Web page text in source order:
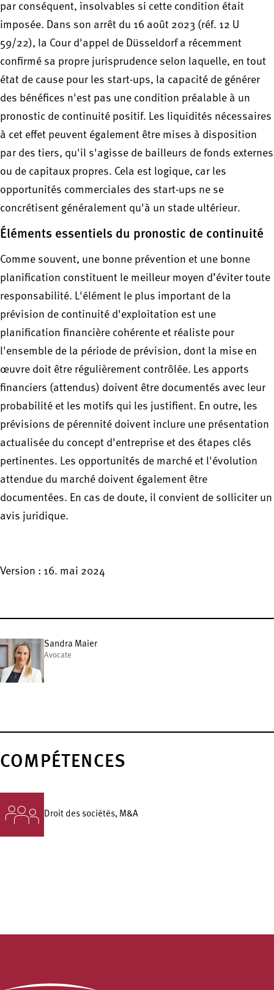
par conséquent, insolvables si cette condition était
imposée. Dans son arrêt du 16 août 2023 (réf. 12 U
59/22), la Cour d'appel de Düsseldorf a récemment
confirmé sa propre jurisprudence selon laquelle, en tout
état de cause pour les start-ups, la capacité de générer
des bénéfices n'est pas une condition préalable à un
pronostic de continuité positif. Les liquidités nécessaires
à cet effet peuvent également être mises à disposition
par des tiers, qu'il s'agisse de bailleurs de fonds externes
ou de capitaux propres. Cela est logique, car les
opportunités commerciales des start-ups ne se
concrétisent généralement qu'à un stade ultérieur.
Éléments essentiels du pronostic de continuité
Comme souvent, une bonne prévention et une bonne
planification constituent le meilleur moyen d’éviter toute
responsabilité. L'élément le plus important de la
prévision de continuité d'exploitation est une
planification financière cohérente et réaliste pour
l'ensemble de la période de prévision, dont la mise en
œuvre doit être régulièrement contrôlée. Les apports
financiers (attendus) doivent être documentés avec leur
probabilité et les motifs qui les justifient. En outre, les
prévisions de pérennité doivent inclure une présentation
actualisée du concept d'entreprise et des étapes clés
pertinentes. Les opportunités de marché et l'évolution
attendue du marché doivent également être
documentées. En cas de doute, il convient de solliciter un
avis juridique.
Version : 16. mai 2024
Sandra Maier
Avocate
COMPÉTENCES
Droit des sociétés, M&A